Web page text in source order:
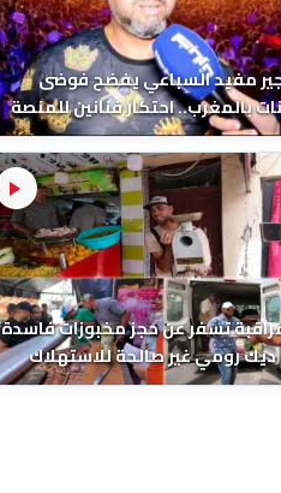
مفيد السباعي يفضح فوضى
بالمغرب.. احتكار فنانين للمنصة
اخرين
تسفر عن حجز مخبوزات فاسدة
رومي غير صالحة للاستهلاك